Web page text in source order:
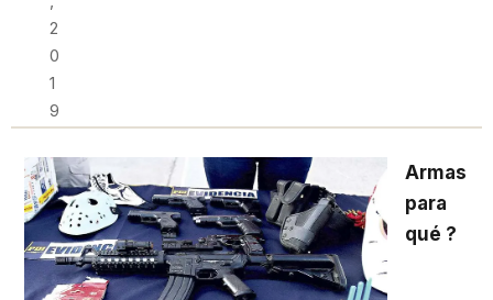
2
0
1
9
Armas
para
qué ?